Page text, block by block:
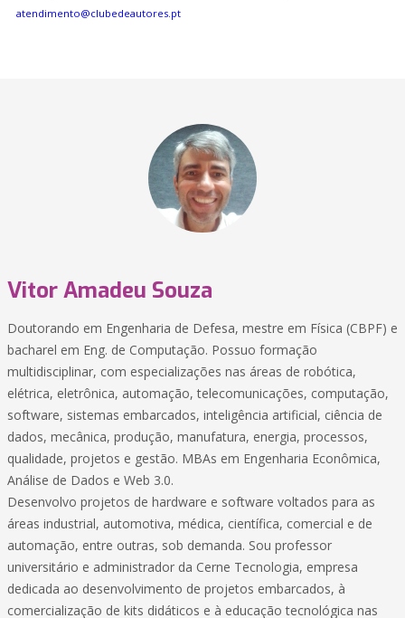
atendimento@clubedeautores.pt
Vitor Amadeu Souza
Doutorando em Engenharia de Defesa, mestre em Física (CBPF) e
bacharel em Eng. de Computação. Possuo formação
multidisciplinar, com especializações nas áreas de robótica,
elétrica, eletrônica, automação, telecomunicações, computação,
software, sistemas embarcados, inteligência artificial, ciência de
dados, mecânica, produção, manufatura, energia, processos,
qualidade, projetos e gestão. MBAs em Engenharia Econômica,
Análise de Dados e Web 3.0.
Desenvolvo projetos de hardware e software voltados para as
áreas industrial, automotiva, médica, científica, comercial e de
automação, entre outras, sob demanda. Sou professor
universitário e administrador da Cerne Tecnologia, empresa
dedicada ao desenvolvimento de projetos embarcados, à
comercialização de kits didáticos e à educação tecnológica nas